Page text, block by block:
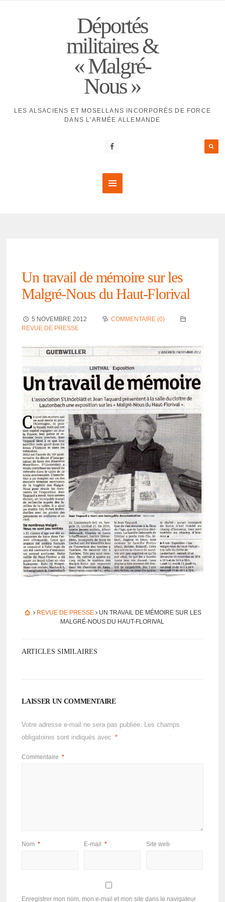
Déportés
militaires &
« Malgré-
Nous »
LES ALSACIENS ET MOSELLANS INCORPORÉS DE FORCE
DANS L'ARMÉE ALLEMANDE
Un travail de mémoire sur les
Malgré-Nous du Haut-Flori­val
5 NOVEMBRE 2012
COMMENTAIRE (0)
REVUE DE PRESSE
REVUE DE PRESSE
UN TRAVAIL DE MÉMOIRE SUR LES
MALGRÉ-NOUS DU HAUT-FLORI­VAL
ARTICLES SIMILAIRES
LAISSER UN COMMENTAIRE
Votre adresse e-mail ne sera pas publiée. Les champs
obligatoires sont indiqués avec
*
Commentaire *
Nom * E-mail * Site web
Enregistrer mon nom, mon e-mail et mon site dans le navigateur